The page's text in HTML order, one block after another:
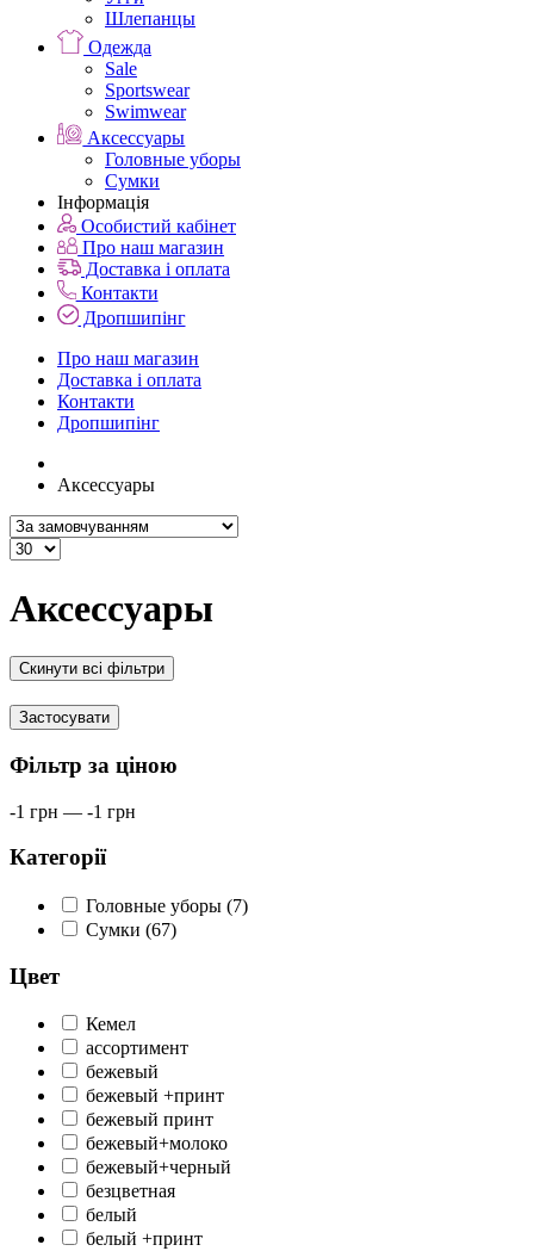
Шлепанцы
Одежда
Sale
Sportswear
Swimwear
Аксессуары
Головные уборы
Сумки
Інформація
Особистий кабінет
Про наш магазин
Доставка і оплата
Контакти
Дропшипінг
Про наш магазин
Доставка і оплата
Контакти
Дропшипінг
Аксессуары
Аксессуары
Скинути всі фільтри
Застосувати
Фільтр за ціною
-1 грн — -1 грн
Категорії
Головные уборы (7)
Сумки (67)
Цвет
Кемел
ассортимент
бежевый
бежевый +принт
бежевый принт
бежевый+молоко
бежевый+черный
безцветная
белый
белый +принт